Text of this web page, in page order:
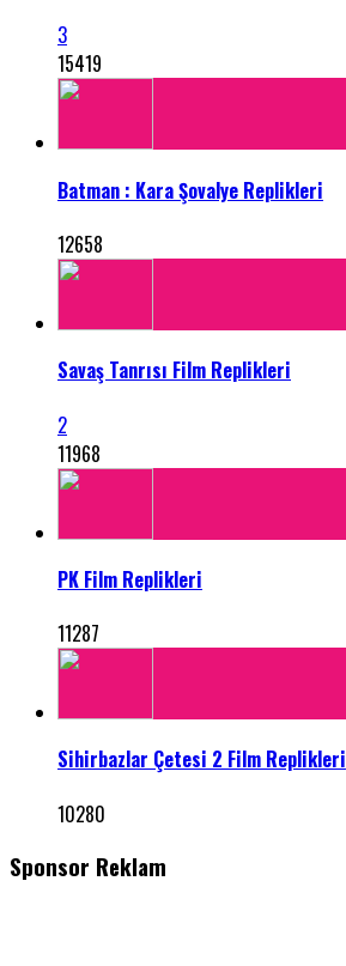
3
15419
Batman : Kara Şovalye Replikleri
12658
Savaş Tanrısı Film Replikleri
2
11968
PK Film Replikleri
11287
Sihirbazlar Çetesi 2 Film Replikleri
10280
Sponsor Reklam